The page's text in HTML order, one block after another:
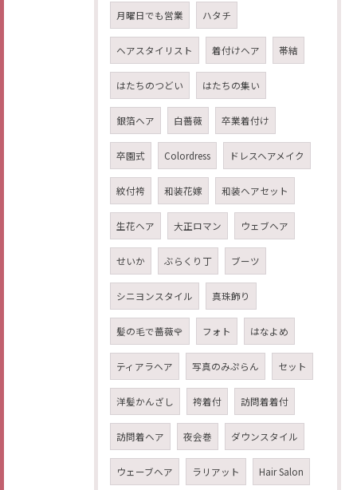
月曜日でも営業 ハタチ
ヘアスタイリスト 着付けヘア 帯結
はたちのつどい はたちの集い
銀箔ヘア 白薔薇 卒業着付け
卒園式 Colordress ドレスヘアメイク
紋付袴 和装花嫁 和装ヘアセット
生花ヘア 大正ロマン ウェブヘア
せいか ぶらくり丁 ブーツ
シニヨンスタイル 真珠飾り
髪の毛で薔薇🌹 フォト はなよめ
ティアラヘア 写真のみぷらん セット
洋髪かんざし 袴着付 訪問着着付
訪問着ヘア 夜会巻 ダウンスタイル
ウェーブヘア ラリアット Hair Salon